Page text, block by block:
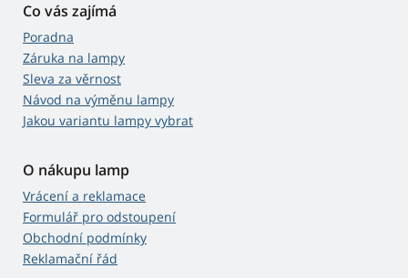
Co vás zajímá
Poradna
Záruka na lampy
Sleva za věrnost
Návod na výměnu lampy
Jakou variantu lampy vybrat
O nákupu lamp
Vrácení a reklamace
Formulář pro odstoupení
Obchodní podmínky
Reklamační řád